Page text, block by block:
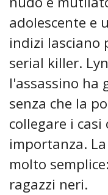
adolescente e
indizi lasciano
serial killer.
l'assassino ha
senza che la
collegare i
importanza.
molto
ragazzi neri.